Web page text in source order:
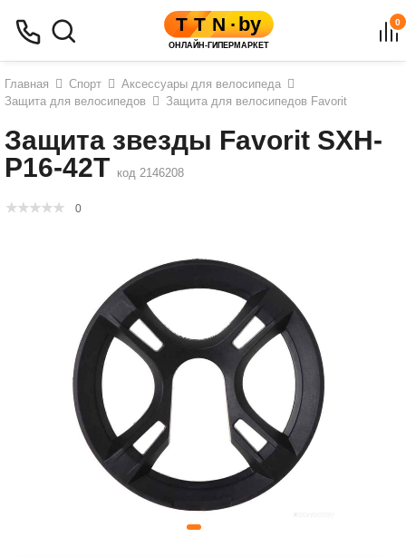
0
Главная Спорт
Аксессуары для велосипеда
Защита для велосипедов
Защита для велосипедов Favorit
Защита звезды Favorit SXH-
P16-42T код 2146208
0